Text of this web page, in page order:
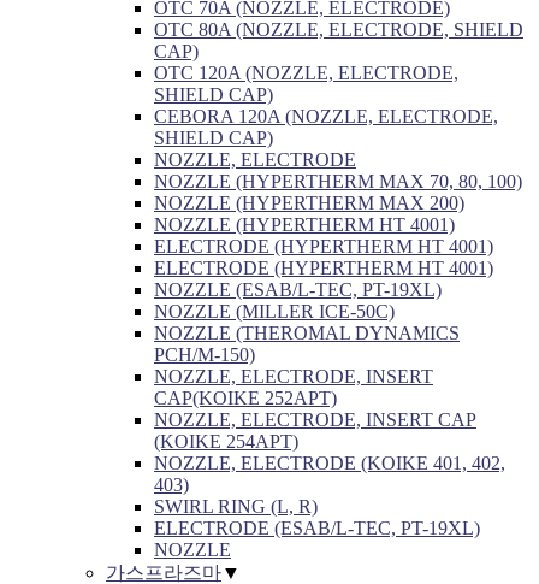
OTC 70A (NOZZLE, ELECTRODE)
OTC 80A (NOZZLE, ELECTRODE, SHIELD
CAP)
OTC 120A (NOZZLE, ELECTRODE,
SHIELD CAP)
CEBORA 120A (NOZZLE, ELECTRODE,
SHIELD CAP)
NOZZLE, ELECTRODE
NOZZLE (HYPERTHERM MAX 70, 80, 100)
NOZZLE (HYPERTHERM MAX 200)
NOZZLE (HYPERTHERM HT 4001)
ELECTRODE (HYPERTHERM HT 4001)
ELECTRODE (HYPERTHERM HT 4001)
NOZZLE (ESAB/L-TEC, PT-19XL)
NOZZLE (MILLER ICE-50C)
NOZZLE (THEROMAL DYNAMICS
PCH/M-150)
NOZZLE, ELECTRODE, INSERT
CAP(KOIKE 252APT)
NOZZLE, ELECTRODE, INSERT CAP
(KOIKE 254APT)
NOZZLE, ELECTRODE (KOIKE 401, 402,
403)
SWIRL RING (L, R)
ELECTRODE (ESAB/L-TEC, PT-19XL)
NOZZLE
가스프라즈마▼